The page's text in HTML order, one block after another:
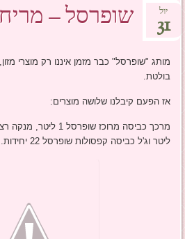
שופרסל – יול
31
מותג "שופרסל" כבר מזמן איננו רק מוצרי
בולטת.
אז הפעם קיבלנו שלושה מוצרים:
ליטר וג'ל כביסה קפסולות שופרסל 22 יחידות.